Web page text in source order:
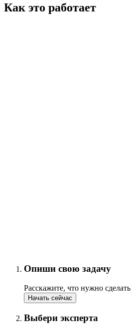
Как это работает
Опиши свою задачу
Расскажите, что нужно сделать
Начать сейчас
Выбери эксперта